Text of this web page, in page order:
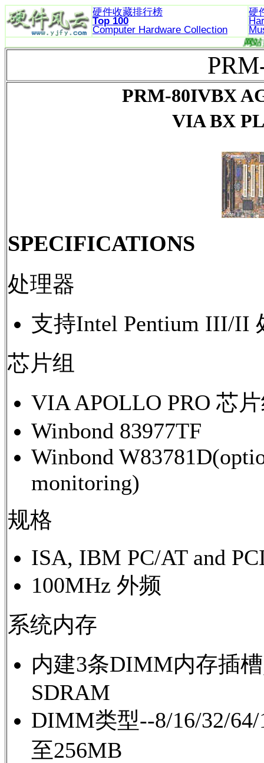
硬件收藏排行榜
Top 100
Computer Hardware Collection
硬
PRM-80IVBX
VIA BX
SPECIFICATIONS
处理器
支持Intel Pentium III/II
芯片组
VIA APOLLO PRO 芯
Winbond 83977TF
Winbond
monitoring)
规格
ISA, IBM PC/AT and
100MHz 外频
系统内存
内建3条DIMM内存插
SDRAM
DIMM类型--8/16/32/
至256MB